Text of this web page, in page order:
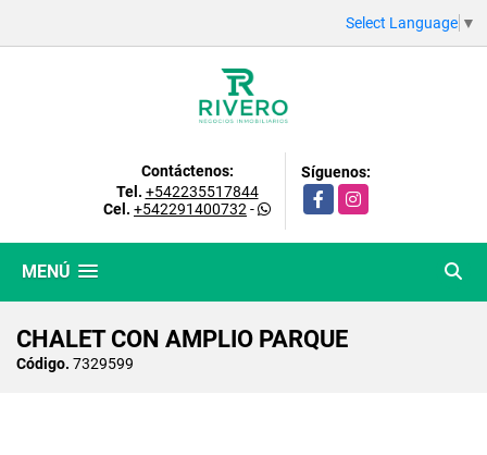
Select Language ▼
Contáctenos:
Tel. +542235517844
Cel. +542291400732 -
Síguenos:
FacebookInstagram
MENÚ
CHALET CON AMPLIO PARQUE
Código. 7329599